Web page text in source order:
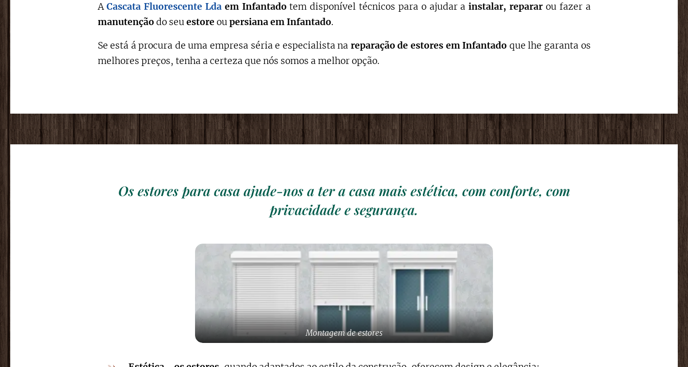
ACascata Fluorescente Ldaem Infantadotem disponível técnicos para o ajudar ainstalar, reparar ou fazer a
manutençãodo seuestore oupersiana emInfantado.
Se está á procura de uma empresa séria e especialista na reparação de estores emInfantado que lhe garanta os
melhores preços, tenha a certeza que nós somos a melhor opção.
Os estores para casa ajude-nos a ter a casa mais estética, com conforte, com
privacidade e segurança.
Montagem de estores